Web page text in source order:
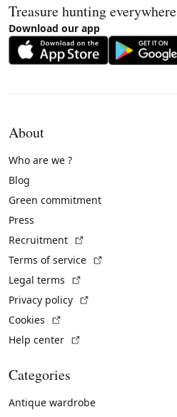
Treasure hunting everywhere
Download our app
About
Who are we ?
Blog
Green commitment
Press
Recruitment
Terms of service
Legal terms
Privacy policy
Cookies
Help center
Categories
Antique wardrobe